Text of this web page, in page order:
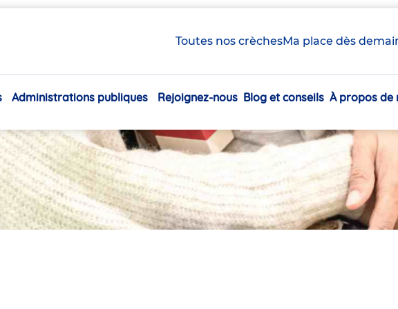
Toutes nos crèchesMa place dès
Navigation
Administrations publiques Rejoignez-nous Blog et conseils À propos de